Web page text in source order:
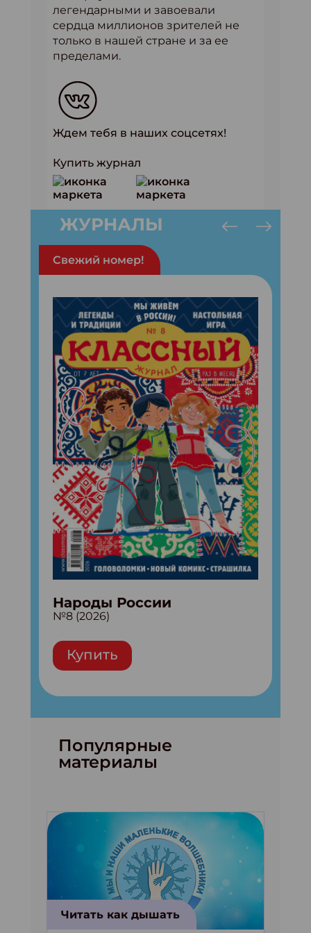
легендарными и завоевали
сердца миллионов зрителей не
только в нашей стране и за ее
пределами.
Ждем тебя в наших соцсетях!
Купить журнал
ЖУРНАЛЫ
Свежий номер!
Народы России
№8 (2026)
Купить
Популярные
материалы
Читать как дышать